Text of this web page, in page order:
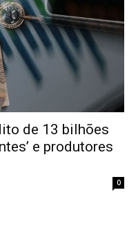
de 13 bilhões
e produtores
0